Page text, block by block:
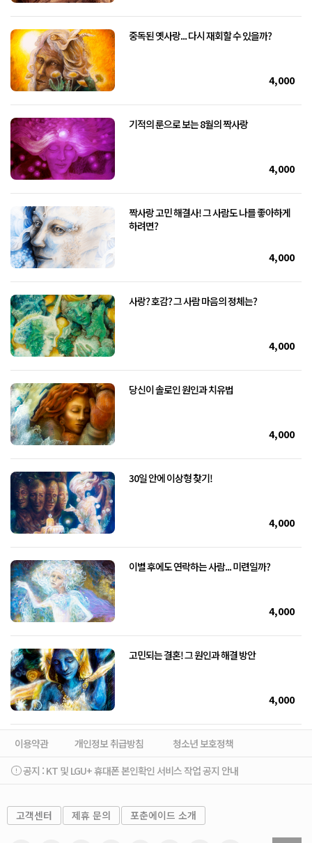
중독된 옛사랑... 다시 재회할 수 있을까?
4,000
기적의 룬으로 보는 8월의 짝사랑
4,000
짝사랑 고민 해결사! 그 사람도 나를 좋아하게
하려면?
4,000
사랑? 호감? 그 사람 마음의 정체는?
4,000
당신이 솔로인 원인과 치유법
4,000
30일 안에 이상형 찾기!
4,000
이별 후에도 연락하는 사람... 미련일까?
4,000
고민되는 결혼! 그 원인과 해결 방안
4,000
이용약관 개인정보 취급방침
청소년 보호정책
공지 : KT 및 LGU+ 휴대폰 본인확인 서비스 작업 공지 안내
고객센터 제휴 문의 포춘에이드 소개